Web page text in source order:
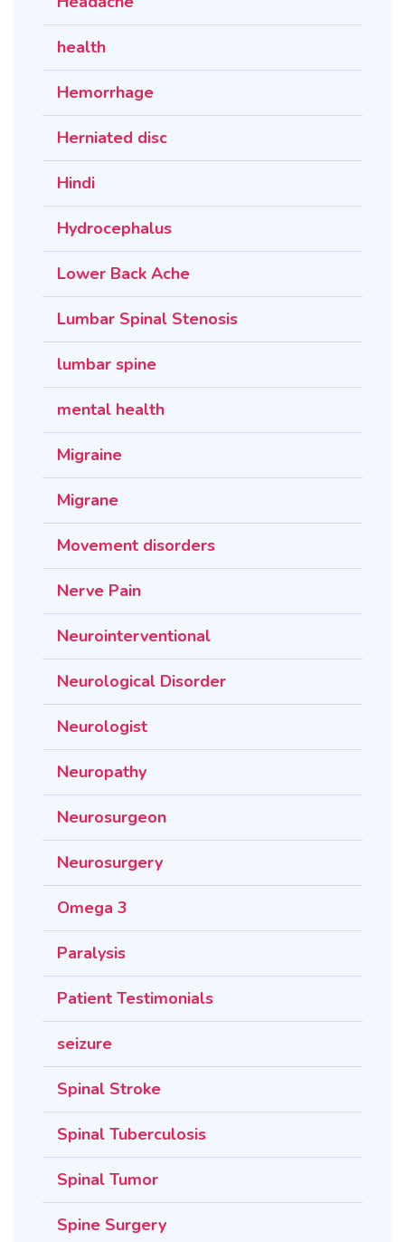
health
Hemorrhage
Herniated disc
Hindi
Hydrocephalus
Lower Back Ache
Lumbar Spinal Stenosis
lumbar spine
mental health
Migraine
Migrane
Movement disorders
Nerve Pain
Neurointerventional
Neurological Disorder
Neurologist
Neuropathy
Neurosurgeon
Neurosurgery
Omega 3
Paralysis
Patient Testimonials
seizure
Spinal Stroke
Spinal Tuberculosis
Spinal Tumor
Spine Surgery